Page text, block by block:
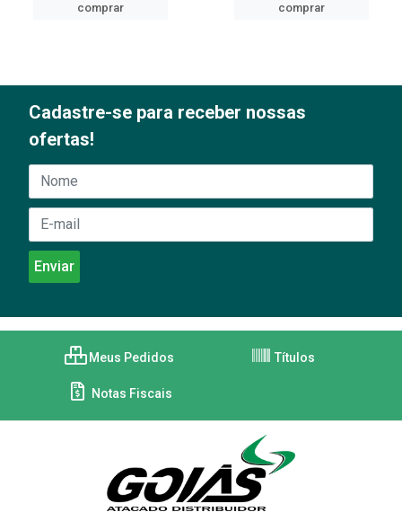
comprar
comprar
Cadastre-se para receber nossas
ofertas!
Meus Pedidos Títulos
Notas Fiscais